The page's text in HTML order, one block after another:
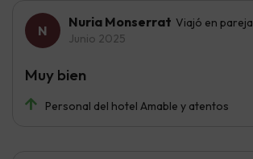
Nuria Monserrat Viajó en pareja
Junio 2025
Personal del hotel Amable y atentos
Muy bien